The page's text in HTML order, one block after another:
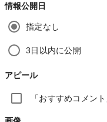
情報公開日
指定なし
3日以内に公開
アピール
「おすすめコメン